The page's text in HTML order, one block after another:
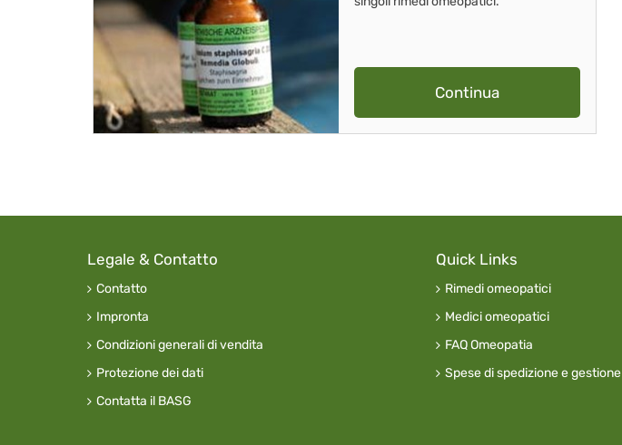
Continua
Legale & Contatto
Contatto
Impronta
Condizioni generali di vendita
Protezione dei dati
Contatta il BASG
Quick Links
Rimedi omeopatici
Medici omeopatici
FAQ Omeopatia
Spese di spedizione e gestione